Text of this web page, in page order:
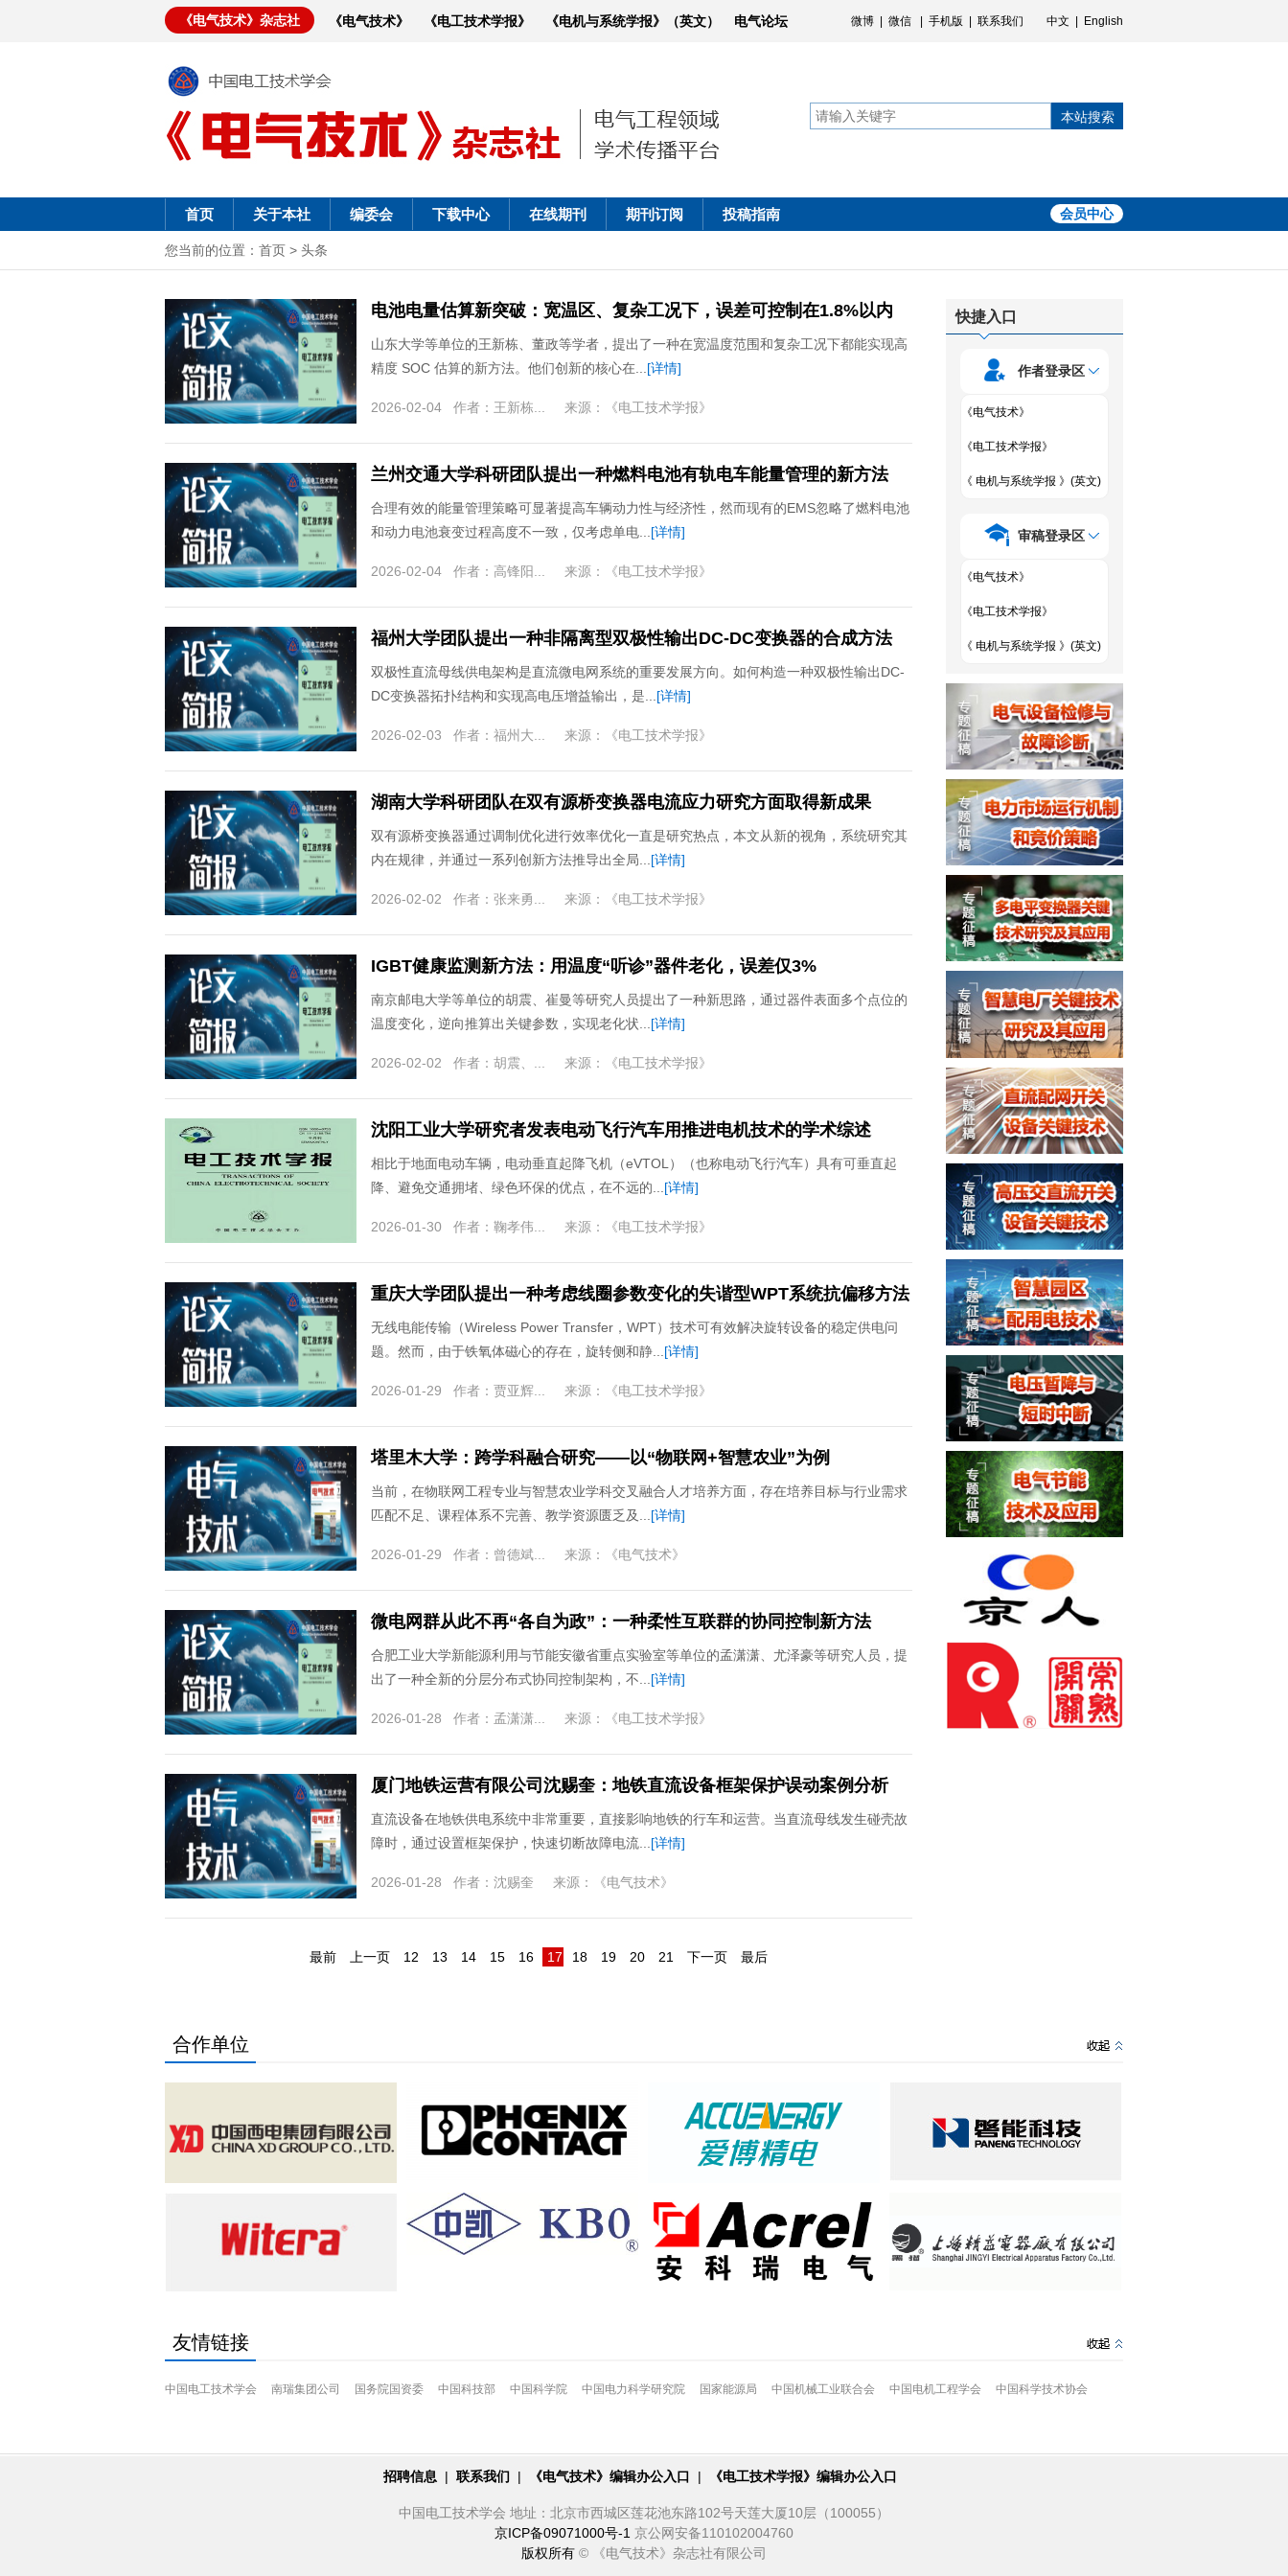
《电气技术》杂志社 《电气技术》 《电工技术学报》 《电机与系统学报》（英文） 电气论坛 微博 微信 手机版 联系我们 中文 English
本站搜索
首页 关于本社 编委会 下载中心 在线期刊 期刊订阅 投稿指南 会员中心
您当前的位置： 首页 > 头条
电池电量估算新突破：宽温区、复杂工况下，误差可控制在1.8%以内
山东大学等单位的王新栋、董政等学者，提出了一种在宽温度范围和复杂工况下都能实现高
精度 SOC 估算的新方法。他们创新的核心在... [详情]
2026-02-04 作者： 王新栋... 来源： 《电工技术学报》
兰州交通大学科研团队提出一种燃料电池有轨电车能量管理的新方法
合理有效的能量管理策略可显著提高车辆动力性与经济性，然而现有的EMS忽略了燃料电池
和动力电池衰变过程高度不一致，仅考虑单电... [详情]
2026-02-04 作者： 高锋阳... 来源： 《电工技术学报》
福州大学团队提出一种非隔离型双极性输出DC-DC变换器的合成方法
双极性直流母线供电架构是直流微电网系统的重要发展方向。如何构造一种双极性输出DC-
DC变换器拓扑结构和实现高电压增益输出，是... [详情]
2026-02-03 作者： 福州大... 来源： 《电工技术学报》
湖南大学科研团队在双有源桥变换器电流应力研究方面取得新成果
双有源桥变换器通过调制优化进行效率优化一直是研究热点，本文从新的视角，系统研究其
内在规律，并通过一系列创新方法推导出全局... [详情]
2026-02-02 作者： 张来勇... 来源： 《电工技术学报》
IGBT健康监测新方法：用温度“听诊”器件老化，误差仅3%
南京邮电大学等单位的胡震、崔曼等研究人员提出了一种新思路，通过器件表面多个点位的
温度变化，逆向推算出关键参数，实现老化状... [详情]
2026-02-02 作者： 胡震、... 来源： 《电工技术学报》
沈阳工业大学研究者发表电动飞行汽车用推进电机技术的学术综述
相比于地面电动车辆，电动垂直起降飞机（eVTOL）（也称电动飞行汽车）具有可垂直起
降、避免交通拥堵、绿色环保的优点，在不远的... [详情]
2026-01-30 作者： 鞠孝伟... 来源： 《电工技术学报》
重庆大学团队提出一种考虑线圈参数变化的失谐型WPT系统抗偏移方法
无线电能传输（Wireless Power Transfer，WPT）技术可有效解决旋转设备的稳定供电问
题。然而，由于铁氧体磁心的存在，旋转侧和静... [详情]
2026-01-29 作者： 贾亚辉... 来源： 《电工技术学报》
塔里木大学：跨学科融合研究——以“物联网+智慧农业”为例
当前，在物联网工程专业与智慧农业学科交叉融合人才培养方面，存在培养目标与行业需求
匹配不足、课程体系不完善、教学资源匮乏及... [详情]
2026-01-29 作者： 曾德斌... 来源： 《电气技术》
微电网群从此不再“各自为政”：一种柔性互联群的协同控制新方法
合肥工业大学新能源利用与节能安徽省重点实验室等单位的孟潇潇、尤泽豪等研究人员，提
出了一种全新的分层分布式协同控制架构，不... [详情]
2026-01-28 作者： 孟潇潇... 来源： 《电工技术学报》
厦门地铁运营有限公司沈赐奎：地铁直流设备框架保护误动案例分析
直流设备在地铁供电系统中非常重要，直接影响地铁的行车和运营。当直流母线发生碰壳故
障时，通过设置框架保护，快速切断故障电流... [详情]
2026-01-28 作者： 沈赐奎 来源： 《电气技术》
最前 上一页 12 13 14 15 16 17 18 19 20 21 下一页 最后
快捷入口
作者登录区
《电气技术》
《电工技术学报》
《 电机与系统学报 》(英文)
审稿登录区
《电气技术》
《电工技术学报》
《 电机与系统学报 》(英文)
合作单位
友情链接
中国电工技术学会 南瑞集团公司 国务院国资委 中国科技部 中国科学院 中国电力科学研究院 国家能源局 中国机械工业联合会 中国电机工程学会 中国科学技术协会
招聘信息 | 联系我们 | 《电气技术》编辑办公入口 | 《电工技术学报》编辑办公入口
中国电工技术学会 地址：北京市西城区莲花池东路102号天莲大厦10层（100055）
京ICP备09071000号-1 京公网安备110102004760
版权所有 © 《电气技术》杂志社有限公司